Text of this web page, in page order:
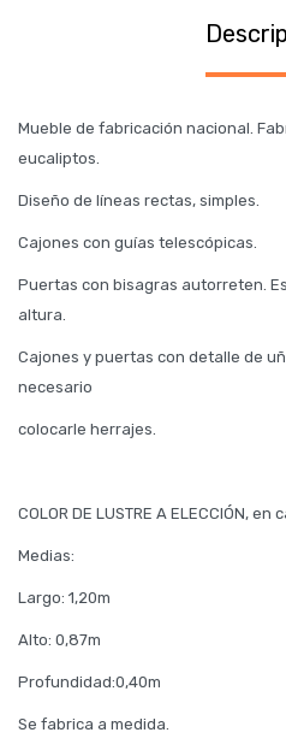
Mueble de fabricación nacional.
eucaliptos.
Diseño de líneas rectas, simples.
Cajones con guías telescópicas.
Puertas con bisagras autorreten.
altura.
Cajones y puertas con detalle de
necesario
colocarle herrajes.
COLOR DE LUSTRE A ELECCIÓN,
Medias:
Largo: 1,20m
Alto: 0,87m
Profundidad:0,40m
Se fabrica a medida.